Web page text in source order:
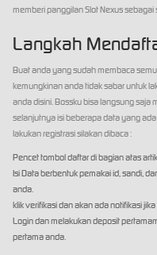
memberi panggilan Slot Nexus sebagai
Langkah
Buat anda yang sudah membaca
kemungkinan anda tidak sabar untuk
anda disini. Bossku bisa langsung saja
selanjutnya isi beberapa data yang
lakukan registrasi silakan dibaca :
Pencet tombol daftar di bagian atas
Isi Data berbentuk pemakai id, sandi,
anda.
klik verifikasi dan akan ada notifikasi
Login dan melakukan deposit
pertama anda.